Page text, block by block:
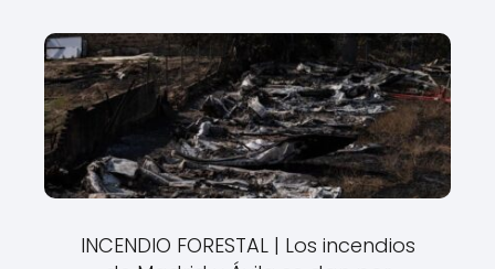
INCENDIO FORESTAL | Los incendios